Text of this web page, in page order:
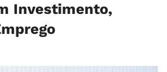
Investimento,